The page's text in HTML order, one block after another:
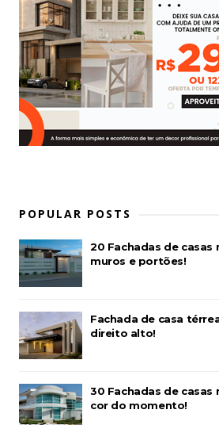
POPULAR POSTS
20 Fachadas de casas
muros e portões!
Fachada de casa
direito alto!
30 Fachadas de casas
cor do momento!